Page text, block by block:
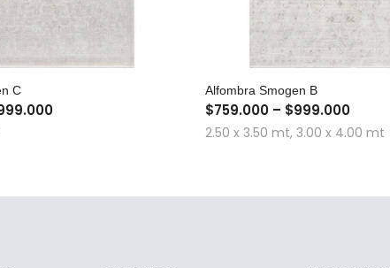
RÁPIDA
C COMPRA RÁPIDA
Alfombra Smogen B
$759.000 – $999.000
2.50 x 3.50 mt, 3.00 x 4.00 mt